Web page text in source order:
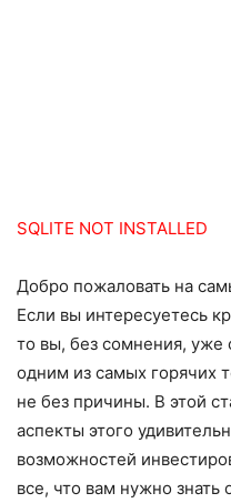
SQLITE NOT INSTALLED
Добро пожаловать на
Если вы интересуетесь
то вы, без сомнения, уже
одним из самых горячих
не без причины. В этой
аспекты этого
возможностей
все, что вам нужно знать